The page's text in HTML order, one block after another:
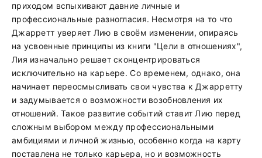
приходом вспыхивают давние личные и
профессиональные разногласия. Несмотря на то что
Джарретт уверяет Лию в своём изменении, опираясь
на усвоенные принципы из книги "Цели в отношениях",
Лия изначально решает сконцентрироваться
исключительно на карьере. Со временем, однако, она
начинает переосмысливать свои чувства к Джарретту
и задумывается о возможности возобновления их
отношений. Такое развитие событий ставит Лию перед
сложным выбором между профессиональными
амбициями и личной жизнью, особенно когда на карту
поставлена не только карьера, но и возможность